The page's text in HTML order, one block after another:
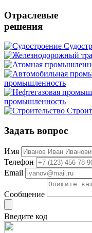
Отраслевые
решения
промышленность
промышленность
Задать вопрос
Имя
Телефон
Email
Сообщение
Введите код